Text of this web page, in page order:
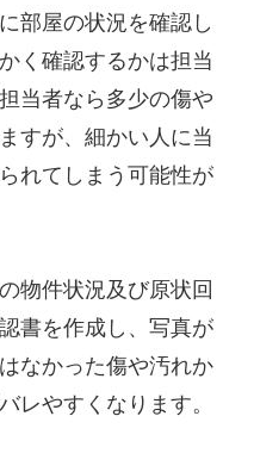
部屋の状況を確認し
く確認するかは担当
当者なら多少の傷や
すが、細かい人に当
れてしまう可能性が
物件状況及び原状回
書を作成し、写真が
なかった傷や汚れか
レやすくなります。